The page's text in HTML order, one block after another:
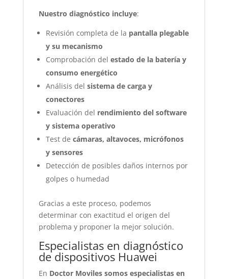
Nuestro diagnóstico incluye:
Revisión completa de la pantalla plegable
y su mecanismo
Comprobación del estado de la batería y
consumo energético
Análisis del sistema de carga y
conectores
Evaluación del rendimiento del software
y sistema operativo
Test de cámaras, altavoces, micrófonos
y sensores
Detección de posibles daños internos por
golpes o humedad
Gracias a este proceso, podemos
determinar con exactitud el origen del
problema y proponer la mejor solución.
Especialistas en diagnóstico
de dispositivos Huawei
En Doctor Moviles somos especialistas en